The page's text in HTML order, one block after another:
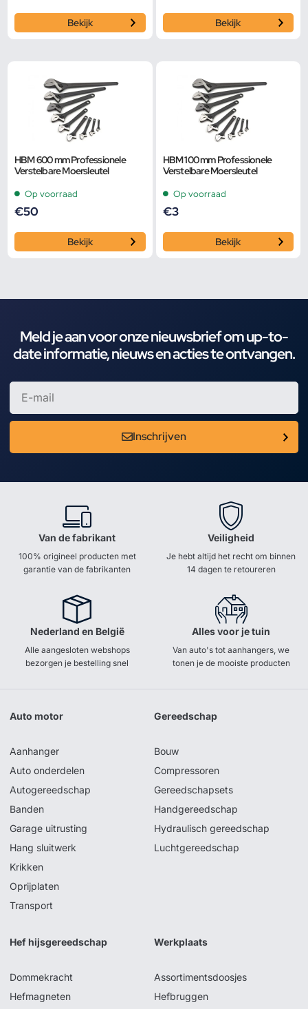
Bekijk Bekijk
HBM 600 mm Professionele
Verstelbare Moersleutel
Op voorraad
€50
Bekijk
HBM 100 mm Professionele
Verstelbare Moersleutel
Op voorraad
€3
Bekijk
Meld je aan voor onze nieuwsbrief om up-to-
date informatie, nieuws en acties te ontvangen.
Inschrijven
Van de fabrikant
100% origineel producten met
garantie van de fabrikanten
Veiligheid
Je hebt altijd het recht om binnen
14 dagen te retoureren
Nederland en België
Alle aangesloten webshops
bezorgen je bestelling snel
Alles voor je tuin
Van auto's tot aanhangers, we
tonen je de mooiste producten
Auto motor
Aanhanger
Auto onderdelen
Autogereedschap
Banden
Garage uitrusting
Hang sluitwerk
Krikken
Oprijplaten
Transport
Gereedschap
Bouw
Compressoren
Gereedschapsets
Handgereedschap
Hydraulisch gereedschap
Luchtgereedschap
Hef hijsgereedschap
Dommekracht
Hefmagneten
Werkplaats
Assortimentsdoosjes
Hefbruggen